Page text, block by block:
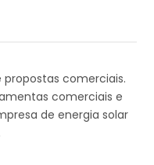
comerciais.
comerciais e
de energia solar